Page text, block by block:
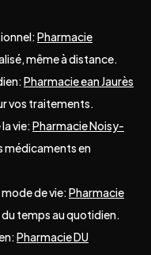
Pharmacie
même à distance.
Pharmacie ean Jaurès
vos traitements.
vie: Pharmacie Noisy-
médicaments en
de vie: Pharmacie
temps au quotidien.
Pharmacie DU